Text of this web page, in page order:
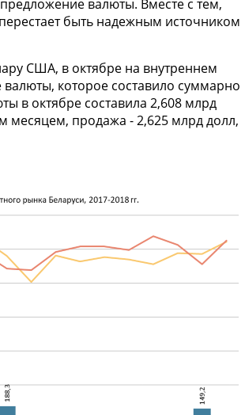
валюты. Вместе с тем,
быть надежным источником
США, в октябре на внутреннем
которое составило суммарно
в октябре составила 2,608 млрд
месяцем, продажа - 2,625 млрд долл,